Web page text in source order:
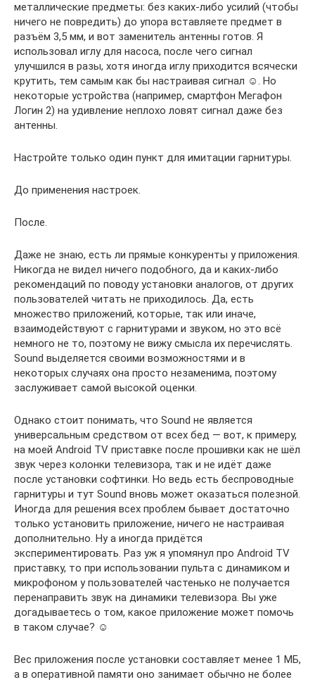
металлические предметы: без каких-либо усилий (чтобы
ничего не повредить) до упора вставляете предмет в
разъём 3,5 мм, и вот заменитель антенны готов. Я
использовал иглу для насоса, после чего сигнал
улучшился в разы, хотя иногда иглу приходится всячески
крутить, тем самым как бы настраивая сигнал ☺. Но
некоторые устройства (например, смартфон Мегафон
Логин 2) на удивление неплохо ловят сигнал даже без
антенны.
Настройте только один пункт для имитации гарнитуры.
До применения настроек.
После.
Даже не знаю, есть ли прямые конкуренты у приложения.
Никогда не видел ничего подобного, да и каких-либо
рекомендаций по поводу установки аналогов, от других
пользователей читать не приходилось. Да, есть
множество приложений, которые, так или иначе,
взаимодействуют с гарнитурами и звуком, но это всё
немного не то, поэтому не вижу смысла их перечислять.
Sound выделяется своими возможностями и в
некоторых случаях она просто незаменима, поэтому
заслуживает самой высокой оценки.
Однако стоит понимать, что Sound не является
универсальным средством от всех бед — вот, к примеру,
на моей Android TV приставке после прошивки как не шёл
звук через колонки телевизора, так и не идёт даже
после установки софтинки. Но ведь есть беспроводные
гарнитуры и тут Sound вновь может оказаться полезной.
Иногда для решения всех проблем бывает достаточно
только установить приложение, ничего не настраивая
дополнительно. Ну а иногда придётся
экспериментировать. Раз уж я упомянул про Android TV
приставку, то при использовании пульта с динамиком и
микрофоном у пользователей частенько не получается
перенаправить звук на динамики телевизора. Вы уже
догадываетесь о том, какое приложение может помочь
в таком случае? ☺
Вес приложения после установки составляет менее 1 МБ,
а в оперативной памяти оно занимает обычно не более